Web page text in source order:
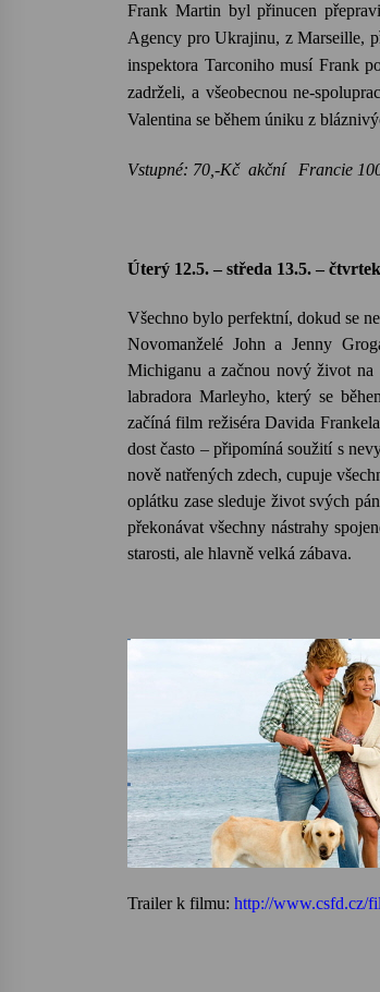
Frank Martin byl přinucen
Agency pro Ukrajinu, z Marseille,
inspektora Tarconihomusí Frank
zadrželi, a všeobecnou ne-
Valentina se během úniku z
Vstupné: 70,-Kč akční Francie
Úterý 12.5. – středa 13.5. –
Všechno bylo perfektní, dokud se
Novomanželé John a Jenny
Michiganu a začnou nový život
labradora Marleyho, který se
začíná film režiséra Davida
dost často – připomíná soužití s
nově natřených zdech, cupuje
oplátku zase sleduje život svých
překonávat všechny nástrahy
starosti, ale hlavně velká zábava.
Trailer k filmu: http://www.csfd.cz/